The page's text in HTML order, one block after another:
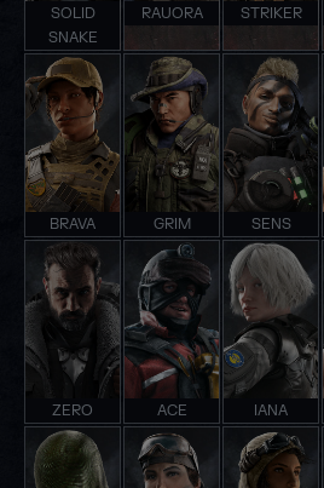
SOLID
SNAKE
RAUORA STRIKER
BRAVA GRIM SENS
ZERO ACE IANA